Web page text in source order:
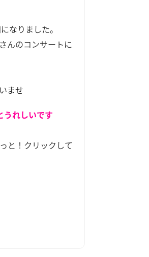
なりました。
んのコンサートに
ませ
れしいです
と！クリックして